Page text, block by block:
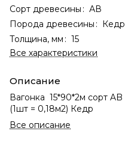
Сорт древесины : АВ
Порода древесины : Кедр
Толщина, мм : 15
Все характеристики
Описание
Вагонка 15*90*2м сорт AB
(1шт = 0,18м2) Кедр
Все описание